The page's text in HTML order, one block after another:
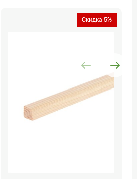
Скидка 5%